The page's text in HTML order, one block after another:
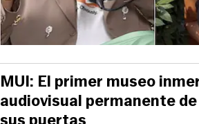
MUI: El primer museo
audiovisual permanente